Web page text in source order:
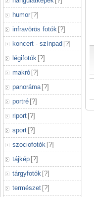
humor [?]
infravörös fotók [?]
koncert - színpad [?]
légifotók [?]
makró [?]
panoráma [?]
portré [?]
riport [?]
sport [?]
szociofotók [?]
tájkép [?]
tárgyfotók [?]
természet [?]